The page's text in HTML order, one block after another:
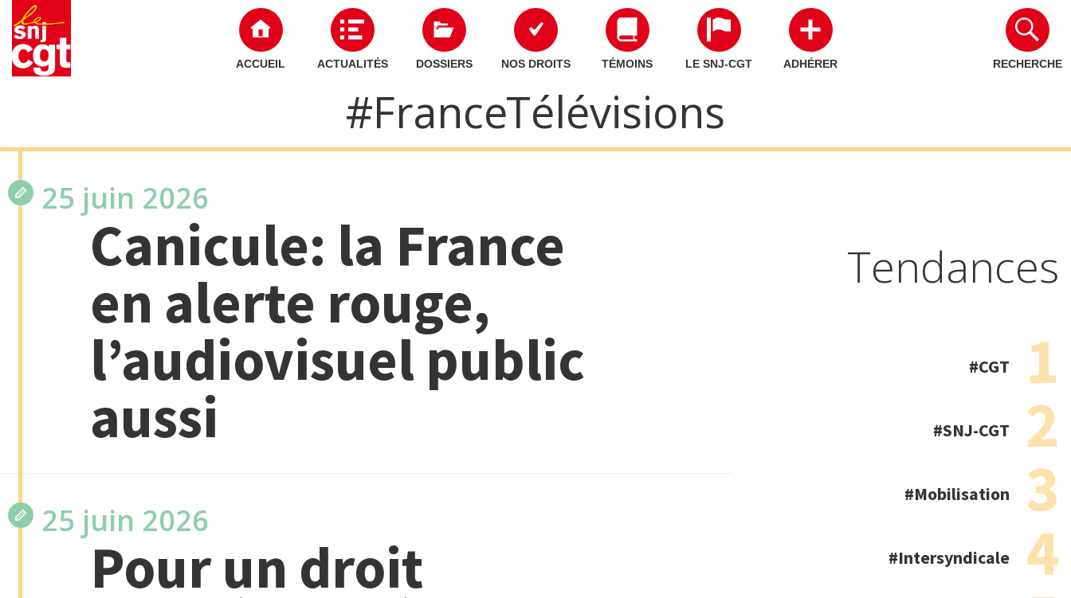
ACCUEIL ACTUALITÉS DOSSIERS NOS DROITS TÉMOINS LE SNJ-CGT ADHÉRER RECHERCHE
#France Télévisions
Tendances
CGT
SNJ-CGT
Mobilisation
Intersyndicale
25 juin 2026
Canicule: la France
en alerte rouge,
l’audiovisuel public
aussi
25 juin 2026
Pour un droit